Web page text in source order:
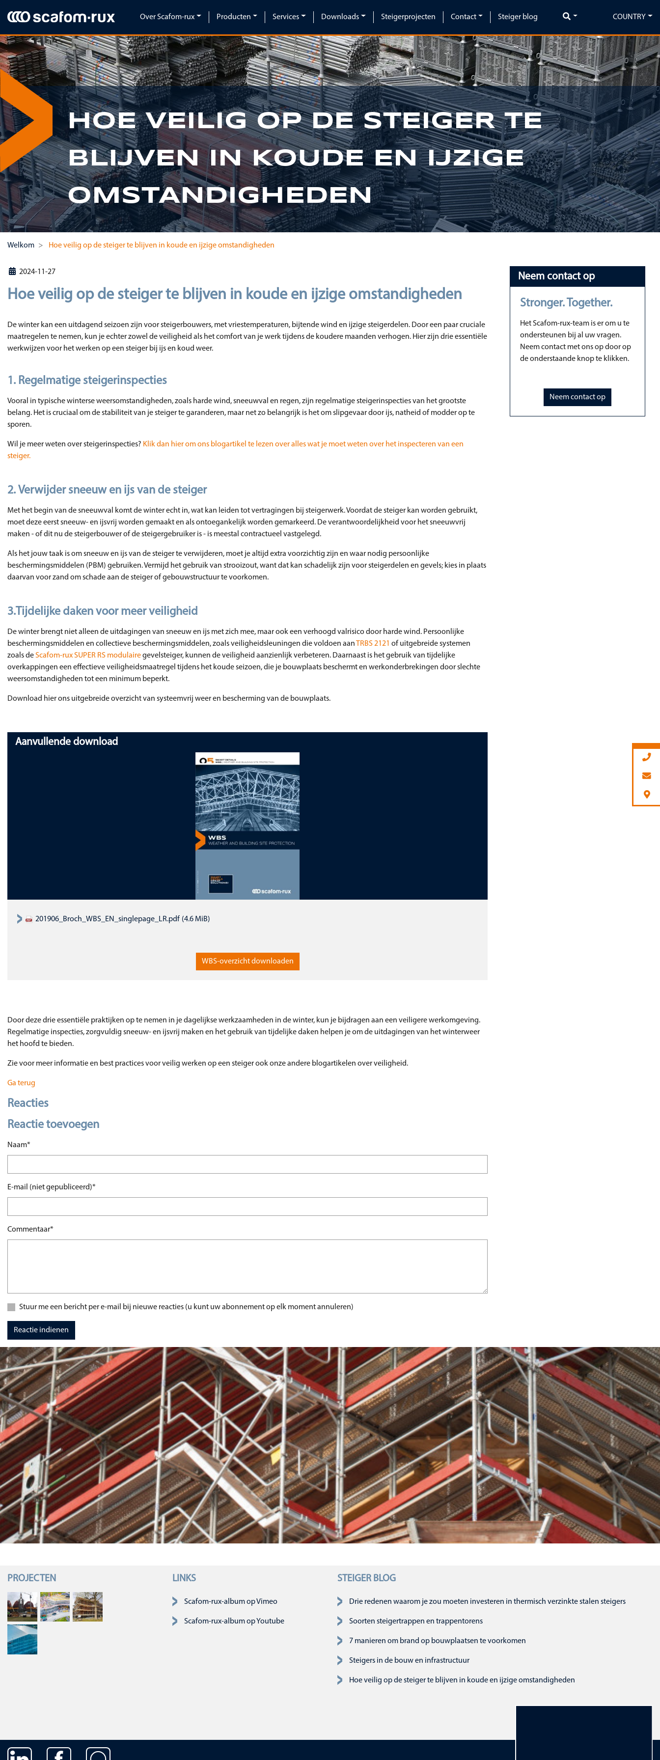
Navigatie overslaan
Over Scafom-rux Producten Services Downloads Steigerprojecten Contact Steiger blog COUNTRY
Previous Next
HOE VEILIG OP DE STEIGER TE
BLIJVEN IN KOUDE EN IJZIGE
OMSTANDIGHEDEN
Welkom Hoe veilig op de steiger te blijven in koude en ijzige omstandigheden
2024-11-27
Hoe veilig op de steiger te blijven in koude en ijzige omstandigheden
De winter kan een uitdagend seizoen zijn voor steigerbouwers, met vriestemperaturen, bijtende wind en ijzige steigerdelen. Door een paar cruciale
maatregelen te nemen, kun je echter zowel de veiligheid als het comfort van je werk tijdens de koudere maanden verhogen. Hier zijn drie essentiële
werkwijzen voor het werken op een steiger bij ijs en koud weer.
1. Regelmatige steigerinspecties
Vooral in typische winterse weersomstandigheden, zoals harde wind, sneeuwval en regen, zijn regelmatige steigerinspecties van het grootste
belang. Het is cruciaal om de stabiliteit van je steiger te garanderen, maar net zo belangrijk is het om slipgevaar door ijs, natheid of modder op te
sporen.
Wil je meer weten over steigerinspecties? Klik dan hier om ons blogartikel te lezen over alles wat je moet weten over het inspecteren van een
steiger.
2. Verwijder sneeuw en ijs van de steiger
Met het begin van de sneeuwval komt de winter echt in, wat kan leiden tot vertragingen bij steigerwerk. Voordat de steiger kan worden gebruikt,
moet deze eerst sneeuw- en ijsvrij worden gemaakt en als ontoegankelijk worden gemarkeerd. De verantwoordelijkheid voor het sneeuwvrij
maken - of dit nu de steigerbouwer of de steigergebruiker is - is meestal contractueel vastgelegd.
Als het jouw taak is om sneeuw en ijs van de steiger te verwijderen, moet je altijd extra voorzichtig zijn en waar nodig persoonlijke
beschermingsmiddelen (PBM) gebruiken. Vermijd het gebruik van strooizout, want dat kan schadelijk zijn voor steigerdelen en gevels; kies in plaats
daarvan voor zand om schade aan de steiger of gebouwstructuur te voorkomen.
3. Tijdelijke daken voor meer veiligheid
De winter brengt niet alleen de uitdagingen van sneeuw en ijs met zich mee, maar ook een verhoogd valrisico door harde wind. Persoonlijke
beschermingsmiddelen en collectieve beschermingsmiddelen, zoals veiligheidsleuningen die voldoen aanTRBS 2121 of uitgebreide systemen
zoals deScafom-rux SUPER RS modulairegevelsteiger, kunnen de veiligheid aanzienlijk verbeteren. Daarnaast is het gebruik van tijdelijke
overkappingen een effectieve veiligheidsmaatregel tijdens het koude seizoen, die je bouwplaats beschermt en werkonderbrekingen door slechte
weersomstandigheden tot een minimum beperkt.
Download hier ons uitgebreide overzicht van systeemvrij weer en bescherming van de bouwplaats.
Aanvullende download
201906_Broch_WBS_EN_singlepage_LR.pdf (4.6 MiB)
WBS-overzicht downloaden
Door deze drie essentiële praktijken op te nemen in je dagelijkse werkzaamheden in de winter, kun je bijdragen aan een veiligere werkomgeving.
Regelmatige inspecties, zorgvuldig sneeuw- en ijsvrij maken en het gebruik van tijdelijke daken helpen je om de uitdagingen van het winterweer
het hoofd te bieden.
Zie voor meer informatie en best practices voor veilig werken op een steiger ook onze andere blogartikelen over veiligheid.
Ga terug
Reacties
Reactie toevoegen
Verplicht veld
Naam*
Verplicht veld
E-mail (niet gepubliceerd)*
Verplicht veld
Commentaar*
Stuur me een bericht per e-mail bij nieuwe reacties (u kunt uw abonnement op elk moment annuleren)
Reactie indienen
Neem contact op
Stronger. Together.
Het Scafom-rux-team is er om u te
ondersteunen bij al uw vragen.
Neem contact met ons op door op
de onderstaande knop te klikken.
Neem contact op
PROJECTEN LINKS
Navigatie overslaan
Scafom-rux-album op Vimeo
Scafom-rux-album op Youtube
STEIGER BLOG
Drie redenen waarom je zou moeten investeren in thermisch verzinkte stalen steigers
Soorten steigertrappen en trappentorens
7 manieren om brand op bouwplaatsen te voorkomen
Steigers in de bouw en infrastructuur
Hoe veilig op de steiger te blijven in koude en ijzige omstandigheden
Navigatie overslaan